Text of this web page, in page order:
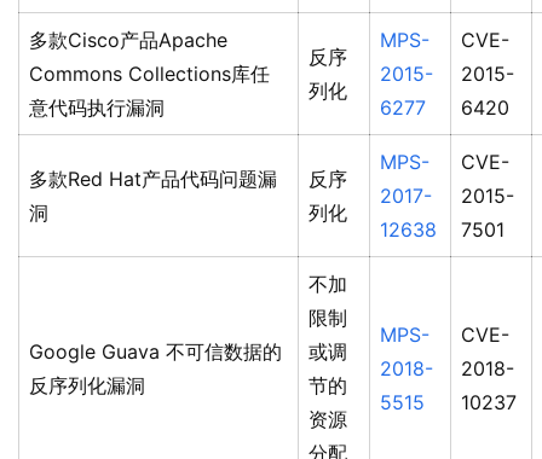
多款Cisco产品Apache
Commons Collections库任
意代码执行漏洞
反序
列化
MPS-
2015-
6277
CVE-
2015-
6420
多款Red Hat产品代码问题漏
洞
反序
列化
MPS-
2017-
12638
CVE-
2015-
7501
Google Guava 不可信数据的
反序列化漏洞
不加
限制
或调
节的
资源
分配
MPS-
2018-
5515
CVE-
2018-
10237